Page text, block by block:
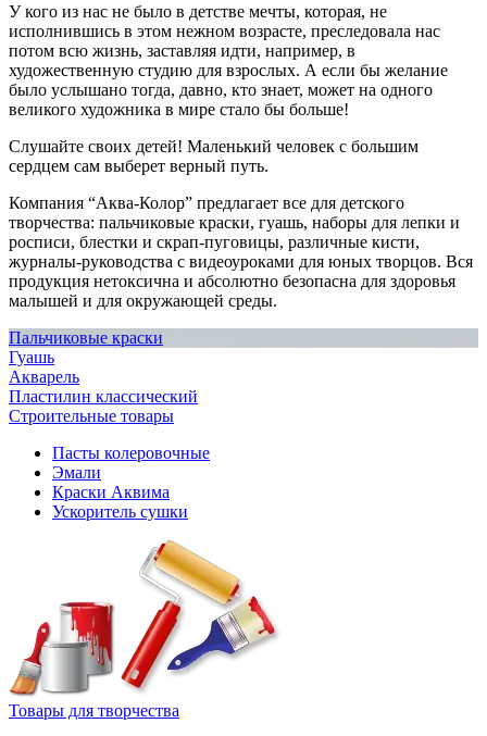
У кого из нас не было в детстве мечты, которая, не
исполнившись в этом нежном возрасте, преследовала нас
потом всю жизнь, заставляя идти, например, в
художественную студию для взрослых. А если бы желание
было услышано тогда, давно, кто знает, может на одного
великого художника в мире стало бы больше!
Слушайте своих детей! Маленький человек с большим
сердцем сам выберет верный путь.
Компания “Аква-Колор” предлагает все для детского
творчества: пальчиковые краски, гуашь, наборы для лепки и
росписи, блестки и скрап-пуговицы, различные кисти,
журналы-руководства с видеоуроками для юных творцов. Вся
продукция нетоксична и абсолютно безопасна для здоровья
малышей и для окружающей среды.
Пальчиковые краски
Гуашь
Акварель
Пластилин классический
Строительные товары
Пасты колеровочные
Эмали
Краски Аквима
Ускоритель сушки
Товары для творчества